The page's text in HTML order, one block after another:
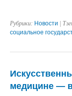
Рубрики: Новости |
социальное
медицине —